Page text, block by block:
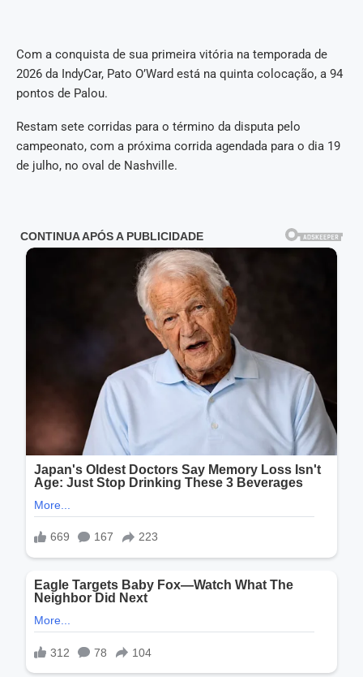
Com a conquista de sua primeira vitória na temporada de
2026 da IndyCar, Pato O’Ward está na quinta colocação, a 94
pontos de Palou.
Restam sete corridas para o término da disputa pelo
campeonato, com a próxima corrida agendada para o dia 19
de julho, no oval de Nashville.